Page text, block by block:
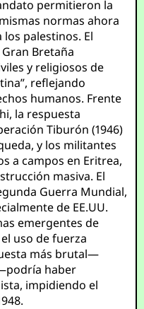
permitieron la
normas ahora
palestinos. El
Bretaña
y religiosos de
reflejando
humanos. Frente
la respuesta
Tiburón (1946)
y los militantes
a campos en Eritrea,
masiva. El
Guerra Mundial,
de EE.UU.
emergentes de
uso de fuerza
más brutal—
haber
impidiendo el